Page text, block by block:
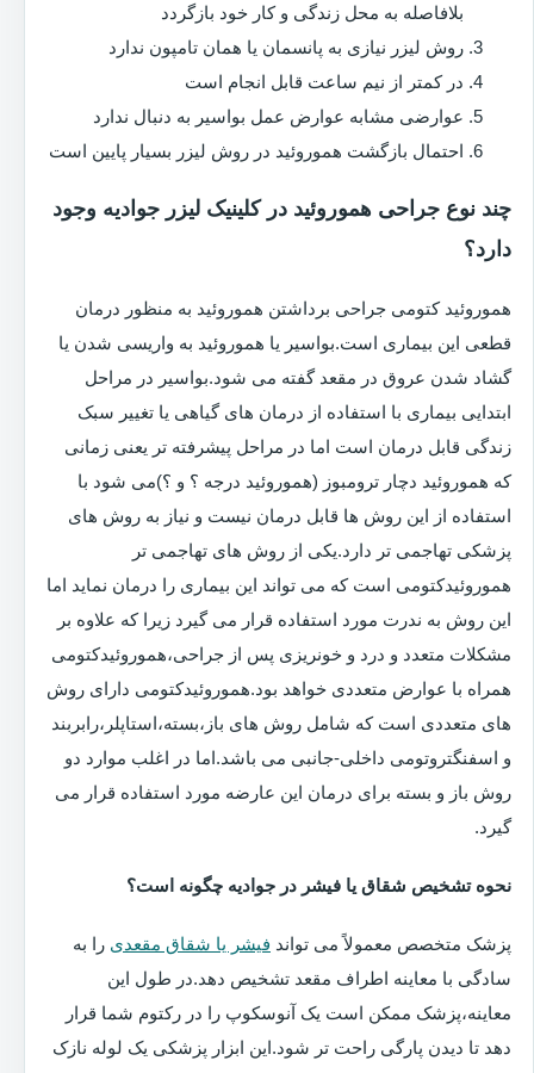
بلافاصله به محل زندگی و کار خود بازگردد
روش لیزر نیازی به پانسمان یا همان تامپون ندارد
در کمتر از نیم ساعت قابل انجام است
عوارضی مشابه عوارض عمل بواسیر به دنبال ندارد
احتمال بازگشت هموروئید در روش لیزر بسیار پایین است
چند نوع جراحی هموروئید در کلینیک لیزر جوادیه وجود
دارد؟
هموروئید کتومی جراحی برداشتن هموروئید به منظور درمان
قطعی این بیماری است.بواسیر یا هموروئید به واریسی شدن یا
گشاد شدن عروق در مقعد گفته می شود.بواسیر در مراحل
ابتدایی بیماری با استفاده از درمان های گیاهی یا تغییر سبک
زندگی قابل درمان است اما در مراحل پیشرفته تر یعنی زمانی
که هموروئید دچار ترومبوز (هموروئید درجه ؟ و ؟)می شود با
استفاده از این روش ها قابل درمان نیست و نیاز به روش های
پزشکی تهاجمی تر دارد.یکی از روش های تهاجمی تر
هموروئیدکتومی است که می تواند این بیماری را درمان نماید اما
این روش به ندرت مورد استفاده قرار می گیرد زیرا که علاوه بر
مشکلات متعدد و درد و خونریزی پس از جراحی،هموروئیدکتومی
همراه با عوارض متعددی خواهد بود.هموروئیدکتومی دارای روش
های متعددی است که شامل روش های باز،بسته،استاپلر،رابربند
و اسفنگتروتومی داخلی-جانبی می باشد.اما در اغلب موارد دو
روش باز و بسته برای درمان این عارضه مورد استفاده قرار می
گیرد.
نحوه تشخیص شقاق یا فیشر در جوادیه چگونه است؟
پزشک متخصص معمولاً می تواند فیشر یا شقاق مقعدی را به
سادگی با معاینه اطراف مقعد تشخیص دهد.در طول این
معاینه،پزشک ممکن است یک آنوسکوپ را در رکتوم شما قرار
دهد تا دیدن پارگی راحت تر شود.این ابزار پزشکی یک لوله نازک